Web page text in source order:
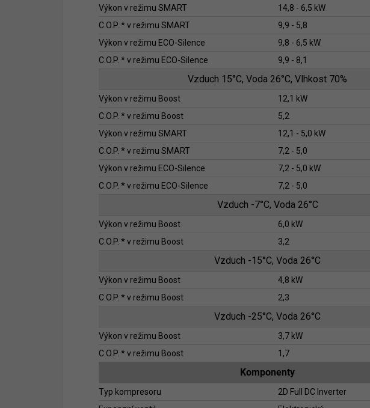
Výkon v režimu SMART
14,8 - 6,5 kW
C.O.P. * v režimu SMART
9,9 - 5,8
Výkon v režimu ECO-Silence
9,8 - 6,5 kW
C.O.P. * v režimu ECO-Silence
9,9 - 8,1
Vzduch 15°C, Voda 26°C, Vlhkost 70%
Výkon v režimu Boost
12,1 kW
C.O.P. * v režimu Boost
5,2
Výkon v režimu SMART
12,1 - 5,0 kW
C.O.P. * v režimu SMART
7,2 - 5,0
Výkon v režimu ECO-Silence
7,2 - 5,0 kW
C.O.P. * v režimu ECO-Silence
7,2 - 5,0
Vzduch -7°C, Voda 26°C
Výkon v režimu Boost
6,0 kW
C.O.P. * v režimu Boost
3,2
Vzduch -15°C, Voda 26°C
Výkon v režimu Boost
4,8 kW
C.O.P. * v režimu Boost
2,3
Vzduch -25°C, Voda 26°C
Výkon v režimu Boost
3,7 kW
C.O.P. * v režimu Boost
1,7
Komponenty
Typ kompresoru
2D Full DC Inverter